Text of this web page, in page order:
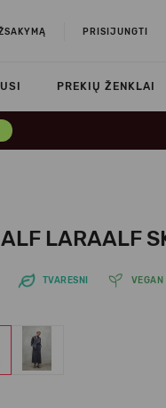
PRISIJUNGTI
PREKIŲ ŽENKLAI
LARAALF
TVARESNI VEGAN